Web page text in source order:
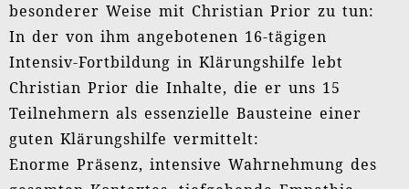
besonderer Weise mit Christian Prior zu tun:
In der von ihm angebotenen 16-tägigen
Intensiv-Fortbildung in Klärungshilfe lebt
Christian Prior die Inhalte, die er uns 15
Teilnehmern als essenzielle Bausteine einer
guten Klärungshilfe vermittelt:
Enorme Präsenz, intensive Wahrnehmung des